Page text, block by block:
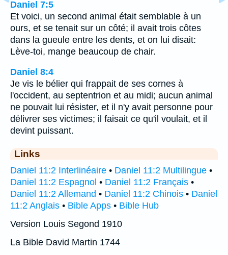
Daniel 7:5
Et voici, un second animal était semblable à un
ours, et se tenait sur un côté; il avait trois côtes
dans la gueule entre les dents, et on lui disait:
Lève-toi, mange beaucoup de chair.
Daniel 8:4
Je vis le bélier qui frappait de ses cornes à
l'occident, au septentrion et au midi; aucun animal
ne pouvait lui résister, et il n'y avait personne pour
délivrer ses victimes; il faisait ce qu'il voulait, et il
devint puissant.
Links
Daniel 11:2 Interlinéaire • Daniel 11:2 Multilingue •
Daniel 11:2 Espagnol • Daniel 11:2 Français •
Daniel 11:2 Allemand • Daniel 11:2 Chinois • Daniel
11:2 Anglais • Bible Apps • Bible Hub
Version Louis Segond 1910
La Bible David Martin 1744